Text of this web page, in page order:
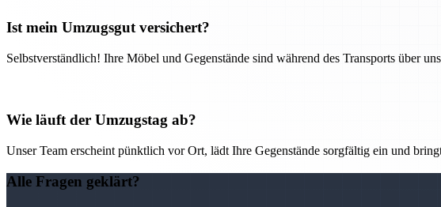
Ist mein Umzugsgut versichert?
Selbstverständlich! Ihre Möbel und Gegenstände sind während des Transports über
Wie läuft der Umzugstag ab?
Unser Team erscheint pünktlich vor Ort, lädt Ihre Gegenstände sorgfältig ein und
Alle Fragen geklärt?